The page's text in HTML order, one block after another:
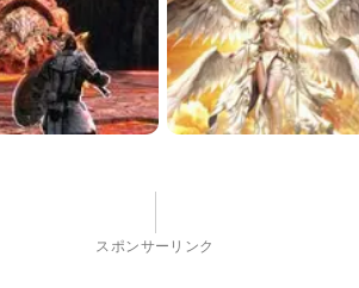
スポンサーリンク